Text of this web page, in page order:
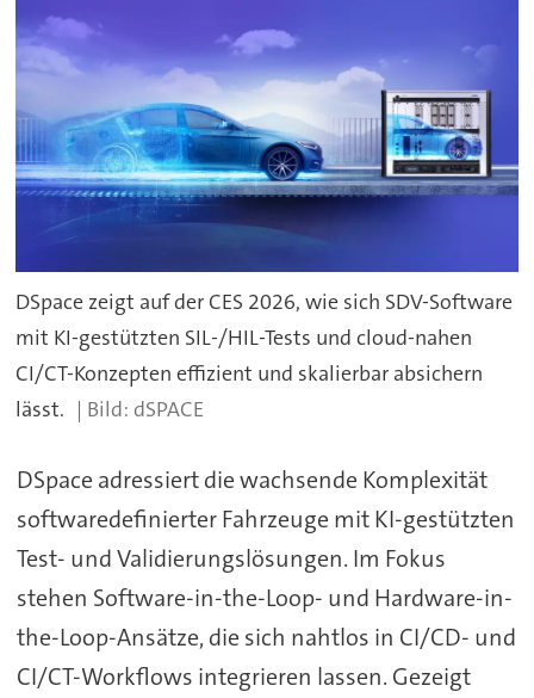
DSpace zeigt auf der CES 2026, wie sich SDV-Software
mit KI-gestützten SIL-/HIL-Tests und cloud-nahen
CI/CT-Konzepten effizient und skalierbar absichern
lässt.
dSPACE
DSpace adressiert die wachsende Komplexität
softwaredefinierter Fahrzeuge mit KI-gestützten
Test- und Validierungslösungen. Im Fokus
stehen Software-in-the-Loop- und Hardware-in-
the-Loop-Ansätze, die sich nahtlos in CI/CD- und
CI/CT-Workflows integrieren lassen. Gezeigt